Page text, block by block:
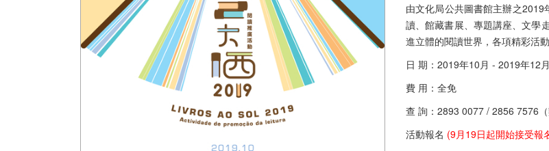
由文化局公共圖書館主辦之
讀、館藏書展、專題講座、文學
進立體的閱讀世界，各項精彩活
日 期：2019年10月 - 2019年12月
費 用：全免
查 詢：2893 0077 / 2856 7576（
活動報名 (9月19日起開始接受報